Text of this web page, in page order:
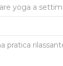
yoga a
pratica